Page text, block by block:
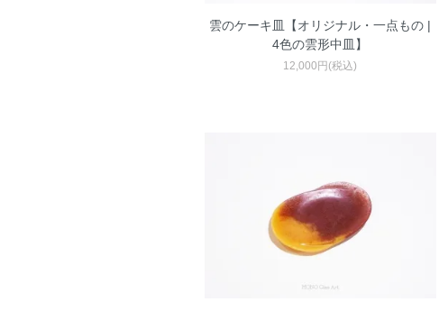
雲のケーキ皿【オリジナル・一点もの |
4色の雲形中皿】
12,000円(税込)